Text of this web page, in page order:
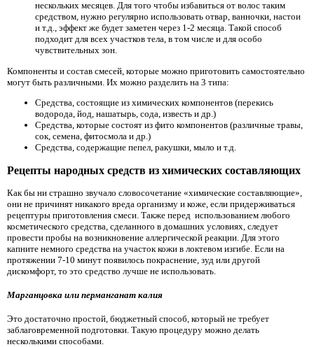
нескольких месяцев. Для того чтобы избавиться от волос таким
средством, нужно регулярно использовать отвар, ванночки, настои
и т.д., эффект же будет заметен через 1-2 месяца. Такой способ
подходит для всех участков тела, в том числе и для особо
чувствительных зон.
Компоненты и состав смесей, которые можно приготовить самостоятельно
могут быть различными. Их можно разделить на 3 типа:
Средства, состоящие из химических компонентов (перекись
водорода, йод, нашатырь, сода, известь и др.)
Средства, которые состоят из фито компонентов (различные травы,
сок, семена, фитосмола и др.)
Средства, содержащие пепел, ракушки, мыло и т.д.
Рецепты народных средств из химических составляющих
Как бы ни страшно звучало словосочетание «химические составляющие»,
они не причинят никакого вреда организму и коже, если придерживаться
рецептуры приготовления смеси. Также перед использованием любого
косметического средства, сделанного в домашних условиях, следует
провести пробы на возникновение аллергической реакции. Для этого
капните немного средства на участок кожи в локтевом изгибе. Если на
протяжении 7-10 минут появилось покраснение, зуд или другой
дискомфорт, то это средство лучше не использовать.
Марганцовка или перманганат калия
Это достаточно простой, бюджетный способ, который не требует
заблаговременной подготовки. Такую процедуру можно делать
несколькими способами.